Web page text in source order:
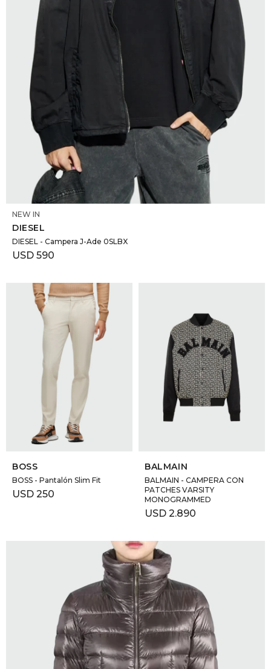
SELECCIONAR TALLE
NEW IN
DIESEL
DIESEL - Campera J-Ade 0SLBX
USD 590
SELECCIONAR TALLE
BOSS
BOSS - Pantalón Slim Fit
USD 250
BALMAIN
BALMAIN - CAMPERA CON
PATCHES VARSITY
MONOGRAMMED
USD 2.890